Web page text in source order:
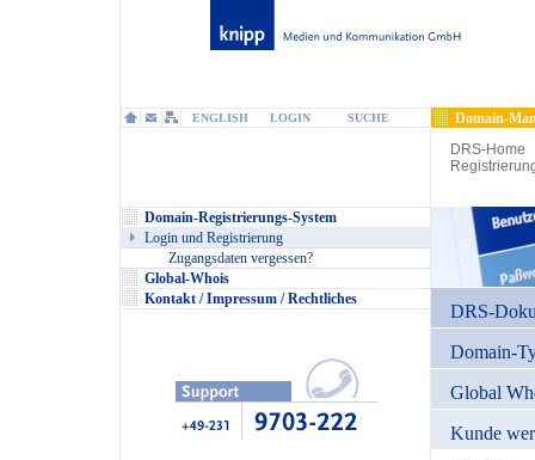
ENGLISH LOGIN SUCHE
Domain-
DRS-Home
Domain-Registrierungs-System
Login und Registrierung
Zugangsdaten vergessen?
Global-Whois
Kontakt / Impressum / Rechtliches
DRS-
Domain-
Global
Kunde